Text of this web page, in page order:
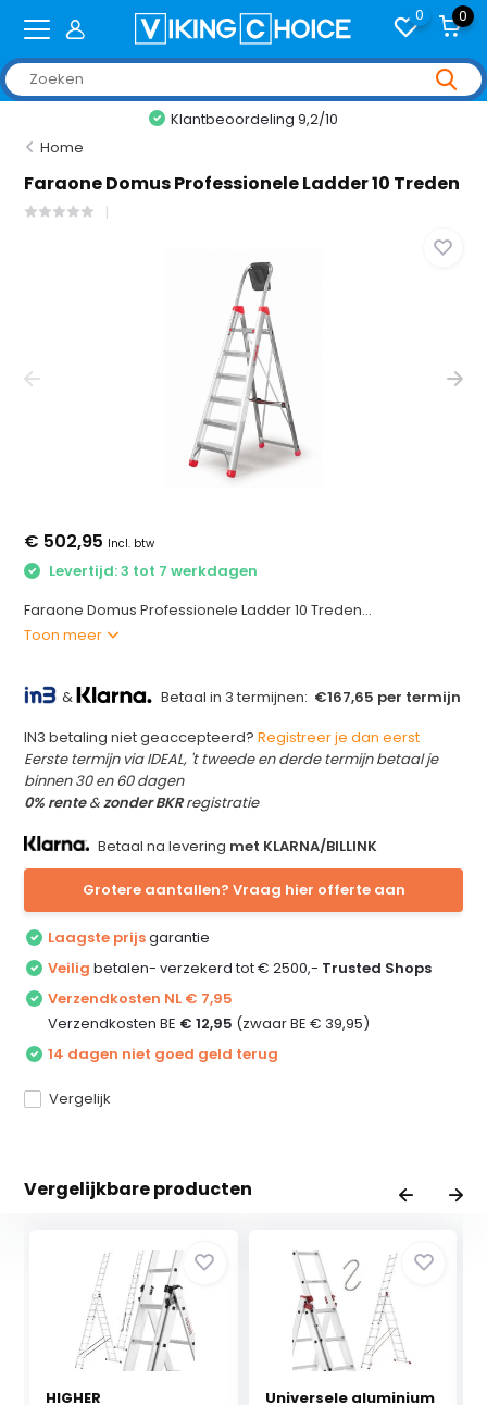
0 0
Home
Faraone Domus Professionele Ladder 10 Treden
€ 502,95 Incl. btw
Levertijd: 3 tot 7 werkdagen
Faraone Domus Professionele Ladder 10 Treden...
Toon meer
& Betaal in 3 termijnen: €167,65 per termijn
IN3 betaling niet geaccepteerd?Registreer je dan eerst
Eerste termijn via IDEAL, 't tweede en derde termijn betaal je
binnen 30 en 60 dagen
0% rente&zonder BKRregistratie
Betaal na levering met KLARNA/BILLINK
Grotere aantallen? Vraag hier offerte aan
Laagste prijsgarantie
Veilig betalen- verzekerd tot € 2500,- Trusted Shops
Verzendkosten NL € 7,95
Verzendkosten BE € 12,95 (zwaar BE € 39,95)
14 dagen niet goed geld terug
Vergelijk
Vergelijkbare producten
HIGHER
Universele aluminium